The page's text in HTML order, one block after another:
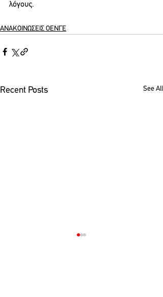
λόγους.
ΑΝΑΚΟΙΝΩΣΕΙΣ ΟΕΝΓΕ
Recent Posts See All